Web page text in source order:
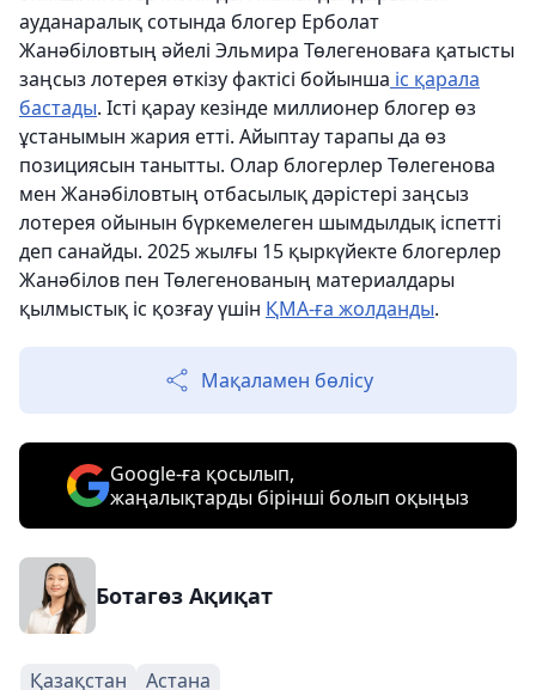
ауданаралық сотында блогер Ерболат
Жанәбіловтың әйелі Эльмира Төлегеноваға қатысты
заңсыз лотерея өткізу фактісі бойынша іс қарала
бастады. Істі қарау кезінде миллионер блогер өз
ұстанымын жария етті. Айыптау тарапы да өз
позициясын танытты. Олар блогерлер Төлегенова
мен Жанәбіловтың отбасылық дәрістері заңсыз
лотерея ойынын бүркемелеген шымдылдық іспетті
деп санайды. 2025 жылғы 15 қыркүйекте блогерлер
Жанәбілов пен Төлегенованың материалдары
қылмыстық іс қозғау үшін ҚМА-ға жолданды.
Мақаламен бөлісу
Google-ға қосылып,
жаңалықтарды бірінші болып оқыңыз
Ботагөз Ақиқат
Қазақстан Астана